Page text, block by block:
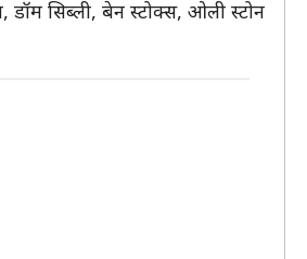
सिब्ली, बेन स्टोक्स, ओली स्टोन